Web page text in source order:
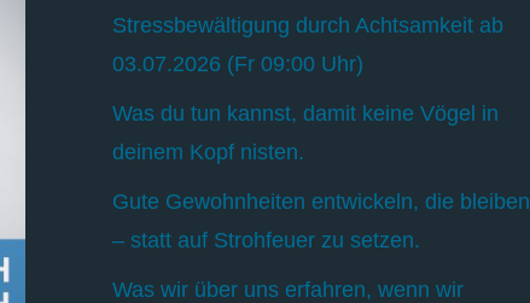
Stressbewältigung durch Achtsamkeit ab
03.07.2026 (Fr 09:00 Uhr)
Was du tun kannst, damit keine Vögel in
deinem Kopf nisten.
Gute Gewohnheiten entwickeln, die bleiben
– statt auf Strohfeuer zu setzen.
Was wir über uns erfahren, wenn wir